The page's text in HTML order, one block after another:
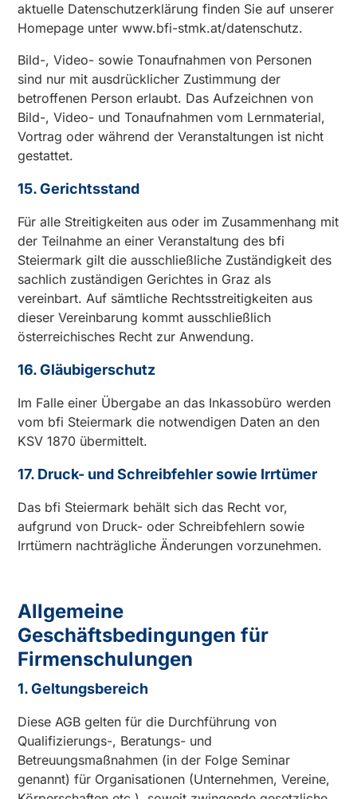
aktuelle Datenschutzerklärung finden Sie auf unserer
Homepage unterwww.bfi-stmk.at/datenschutz.
Bild-, Video- sowie Tonaufnahmen von Personen
sind nur mit ausdrücklicher Zustimmung der
betroffenen Person erlaubt. Das Aufzeichnen von
Bild-, Video- und Tonaufnahmen vom Lernmaterial,
Vortrag oder während der Veranstaltungen ist nicht
gestattet.
15. Gerichtsstand
Für alle Streitigkeiten aus oder im Zusammenhang mit
der Teilnahme an einer Veranstaltung des bfi
Steiermark gilt die ausschließliche Zuständigkeit des
sachlich zuständigen Gerichtes in Graz als
vereinbart. Auf sämtliche Rechtsstreitigkeiten aus
dieser Vereinbarung kommt ausschließlich
österreichisches Recht zur Anwendung.
16. Gläubigerschutz
Im Falle einer Übergabe an das Inkassobüro werden
vom bfi Steiermark die notwendigen Daten an den
KSV 1870 übermittelt.
17. Druck- und Schreibfehler sowie Irrtümer
Das bfi Steiermark behält sich das Recht vor,
aufgrund von Druck- oder Schreibfehlern sowie
Irrtümern nachträgliche Änderungen vorzunehmen.
Allgemeine
Geschäftsbedingungen für
Firmenschulungen
1. Geltungsbereich
Diese AGB gelten für die Durchführung von
Qualifizierungs-, Beratungs- und
Betreuungsmaßnahmen (in der Folge Seminar
genannt) für Organisationen (Unternehmen, Vereine,